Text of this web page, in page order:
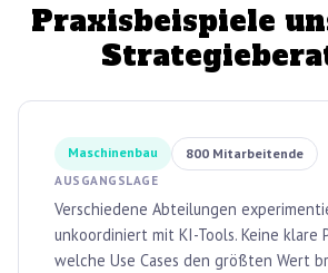
Praxisbeispiele
Maschinenbau 800 Mitarbeitende
AUSGANGSLAGE
Verschiedene Abteilungen
unkoordiniert mit KI-Tools. Keine klare
welche Use Cases den größten Wert